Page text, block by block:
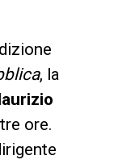
, la
ore.